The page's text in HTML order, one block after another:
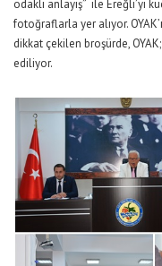
odaklı anlayış” ile Ereğli’yi
fotoğraflarla yer alıyor.
dikkat çekilen broşürde,
ediliyor.